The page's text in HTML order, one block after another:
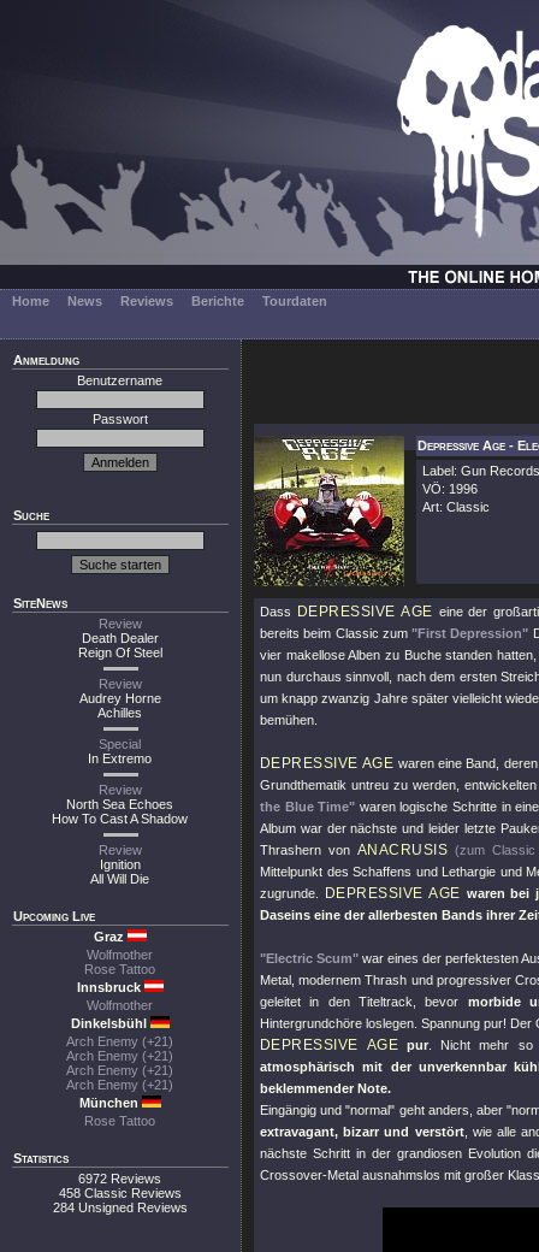
Home News Reviews Berichte Tourdaten
Anmeldung
Benutzername
Passwort
Suche
SiteNews
Review
Death Dealer
Reign Of Steel
Review
Audrey Horne
Achilles
Special
In Extremo
Review
North Sea Echoes
How To Cast A Shadow
Review
Ignition
All Will Die
Upcoming Live
Graz
Wolfmother
Rose Tattoo
Innsbruck
Wolfmother
Dinkelsbühl
Arch Enemy (+21)
Arch Enemy (+21)
Arch Enemy (+21)
Arch Enemy (+21)
München
Rose Tattoo
Statistics
6972 Reviews
458 Classic Reviews
284 Unsigned Reviews
Depressive Age -
Label: Gun Records
VÖ: 1996
Art: Classic
Dass DEPRESSIVE AGE eine der
bereits beim Classic zum"First Depression"
vier makellose Alben zu Buche standen
nun durchaus sinnvoll, nach dem ersten
um knapp zwanzig Jahre später vielleicht
bemühen.
DEPRESSIVE AGE waren eine Band,
Grundthematik untreu zu werden,
the Blue Time" waren logische Schritte in
Album war der nächste und leider letzte
Thrashern von ANACRUSIS (zum
Mittelpunkt des Schaffens und Lethargie und
zugrunde.
DEPRESSIVE AGE waren bei
Daseins eine der allerbesten Bands ihrer
"Electric Scum" war eines der perfektesten
Metal, modernem Thrash und progressiver
geleitet in den Titeltrack, bevor morbide
Hintergrundchöre loslegen. Spannung pur!
DEPRESSIVE AGE pur . Nicht mehr
atmosphärisch mit der unverkennbar
beklemmender Note.
Eingängig und"normal" geht anders, aber
extravagant, bizarr und verstört, wie alle
nächste Schritt in der grandiosen Evolution
Crossover-Metal ausnahmslos mit großer